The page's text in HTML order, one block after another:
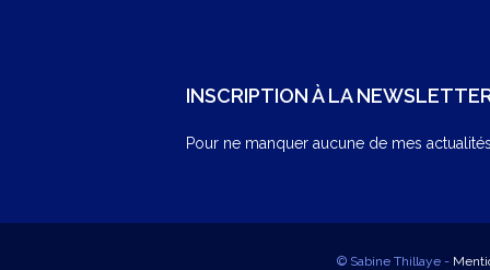
INSCRIPTION À LA
Pour ne manquer aucune de mes
© Sabine Thillaye -